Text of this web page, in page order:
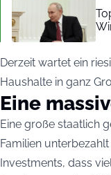
Derzeit wartet ein
Haushalte in ganz
Eine
Eine große staatlich
Familien
Investments, dass